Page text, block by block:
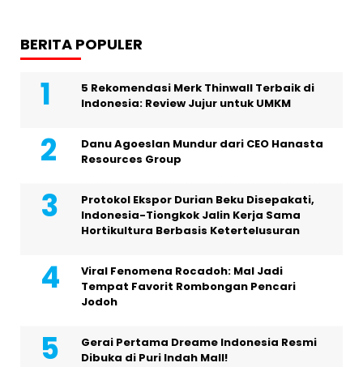
BERITA POPULER
5 Rekomendasi Merk Thinwall Terbaik di
Indonesia: Review Jujur untuk UMKM
Danu Agoeslan Mundur dari CEO Hanasta
Resources Group
Protokol Ekspor Durian Beku Disepakati,
Indonesia-Tiongkok Jalin Kerja Sama
Hortikultura Berbasis Ketertelusuran
Viral Fenomena Rocadoh: Mal Jadi
Tempat Favorit Rombongan Pencari
Jodoh
Gerai Pertama Dreame Indonesia Resmi
Dibuka di Puri Indah Mall!